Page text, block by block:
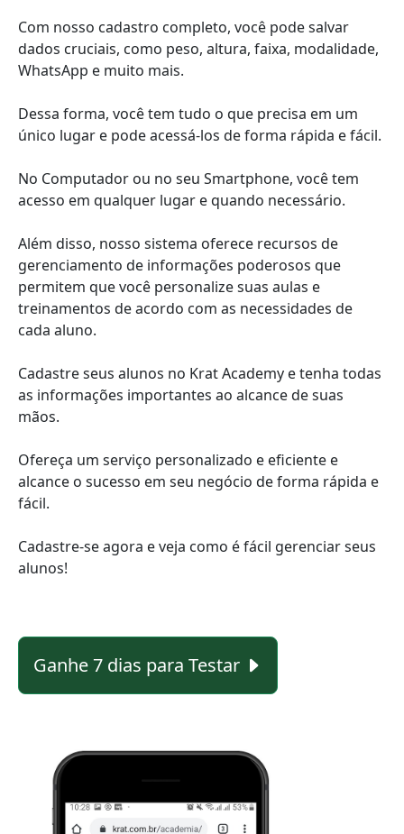
Com nosso cadastro completo, você pode salvar
dados cruciais, como peso, altura, faixa, modalidade,
WhatsApp e muito mais.
Dessa forma, você tem tudo o que precisa em um
único lugar e pode acessá-los de forma rápida e fácil.
No Computador ou no seu Smartphone, você tem
acesso em qualquer lugar e quando necessário.
Além disso, nosso sistema oferece recursos de
gerenciamento de informações poderosos que
permitem que você personalize suas aulas e
treinamentos de acordo com as necessidades de
cada aluno.
Cadastre seus alunos no Krat Academy e tenha todas
as informações importantes ao alcance de suas
mãos.
Ofereça um serviço personalizado e eficiente e
alcance o sucesso em seu negócio de forma rápida e
fácil.
Cadastre-se agora e veja como é fácil gerenciar seus
alunos!
Ganhe 7 dias para Testar